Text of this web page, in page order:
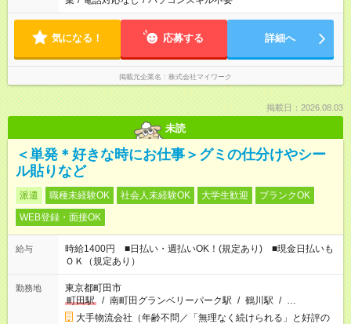
気になる！ 応募する 詳細へ
掲載元企業名 株式会社マイワーク
掲載日：2026.08.03
未読
＜単発＊好きな時にお仕事＞グミの仕分けやシー
ル貼りなど
派遣 職種未経験OK 社会人未経験OK 大学生歓迎
ブランクOK
WEB登録・面接OK
給与
時給1400円 ■日払い・週払いOK！(規定あり) ■現金日払いも
ＯＫ（規定あり）
勤務地
東京都町田市
町田駅
/ 南町田グランベリーパーク駅 / 鶴川駅 / …
大手物流会社（年齢不問／「無理なく続けられる」と好評の